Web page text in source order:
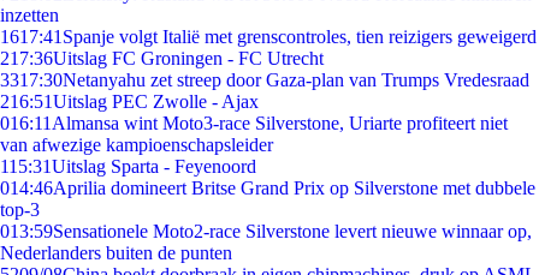
inzetten
1617:41 Spanje volgt Italië met grenscontroles, tien reizigers geweigerd
217:36Uitslag FC Groningen - FC Utrecht
3317:30Netanyahu zet streep door Gaza-plan van Trumps Vredesraad
216:51Uitslag PEC Zwolle - Ajax
016:11 Almansa wint Moto3-race Silverstone, Uriarte profiteert niet
van afwezige kampioenschapsleider
115:31Uitslag Sparta - Feyenoord
014:46Aprilia domineert Britse Grand Prix op Silverstone met dubbele
top-3
013:59Sensationele Moto2-race Silverstone levert nieuwe winnaar op,
Nederlanders buiten de punten